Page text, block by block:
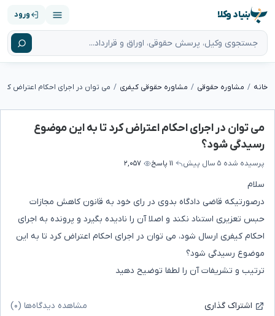
بنیاد وکلا ورود
خانه مشاوره حقوقی مشاوره حقوقی کیفری
می توان در اجرای احکام اعتراض کرد تا به این موضوع
رسیدگی شود؟
پرسیده شده ۵ سال پیش ۱۱ پاسخ ۲,۰۵۷
سلام
درصورتیکه قاضی دادگاه بدوی در رای خود به قانون کاهش مجازات
حبس تعزیری استناد نکند و اصلا آن را نادیده بگیرد و پرونده به اجرای
احکام کیفری ارسال شود، می توان در اجرای احکام اعتراض کرد تا به این
موضوع رسیدگی شود؟
ترتیب و تشریفات آن را لطفا توضیح دهید
اشتراک گذاری مشاهده دیدگاه‌ها (۰)